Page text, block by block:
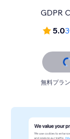
GDPR
5.0
無料プラ